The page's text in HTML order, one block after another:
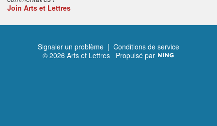
Join Arts et Lettres
Signaler un problème | Conditions de service
© 2026 Arts et Lettres Propulsé par